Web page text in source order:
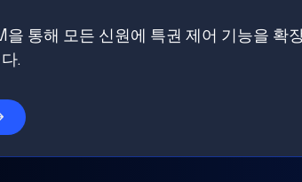
을 통해 모든 신원에 특권 제어 기능을 확
.